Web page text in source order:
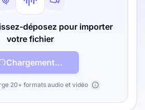
déposez pour importer
votre fichier
Chargement...
20+ formats audio et vidéo